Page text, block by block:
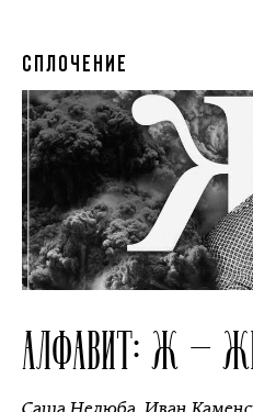
СПЛОЧЕНИЕ
АЛФАВИТ: Ж —